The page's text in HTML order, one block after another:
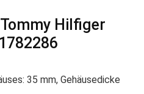
Hilfiger
35 mm, Gehäusedicke